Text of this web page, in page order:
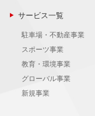
サービス一覧
駐車場・不動産事業
スポーツ事業
教育・環境事業
グローバル事業
新規事業